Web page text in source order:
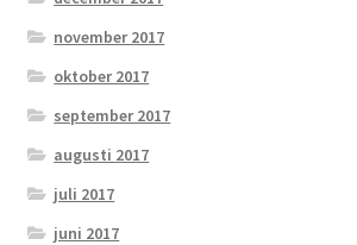
november 2017
oktober 2017
september 2017
augusti 2017
juli 2017
juni 2017